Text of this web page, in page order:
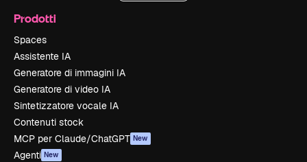
Prodotti
Spaces
Assistente IA
Generatore di immagini IA
Generatore di video IA
Sintetizzatore vocale IA
Contenuti stock
MCP per Claude/ChatGPT New
Agenti New